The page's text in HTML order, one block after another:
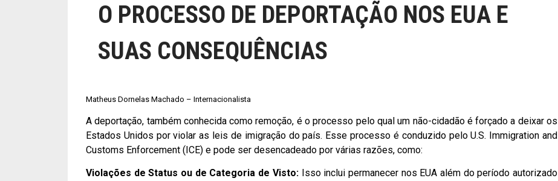
O PROCESSO DE DEPORTAÇÃO NOS EUA E
SUAS CONSEQUÊNCIAS
Matheus Dornelas Machado – Internacionalista
A deportação, também conhecida como remoção, é o processo pelo qual um não-cidadão é forçado a deixar os
Estados Unidos por violar as leis de imigração do país. Esse processo é conduzido pelo U.S. Immigration and
Customs Enforcement (ICE) e pode ser desencadeado por várias razões, como:
Violações de Status ou de Categoria de Visto:Isso inclui permanecer nos EUA além do período autorizado